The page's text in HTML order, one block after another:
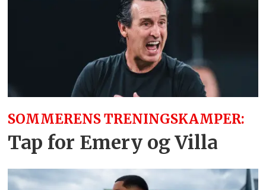
SOMMERENS TRENINGSKAMPER:
Tap for Emery og Villa